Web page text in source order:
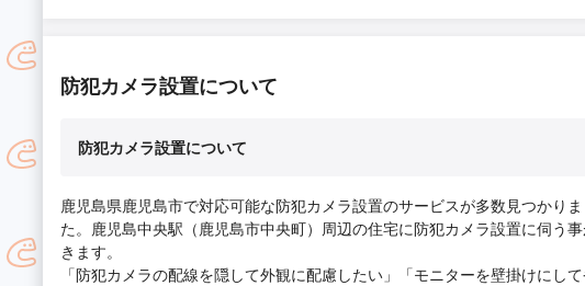
防犯カメラ設置について
防犯カメラ設置について
鹿児島県鹿児島市で対応可能な防犯カメラ設置のサービスが多数見つかり
た。鹿児島中央駅（鹿児島市中央町）周辺の住宅に防犯カメラ設置に伺う
きます。
「防犯カメラの配線を隠して外観に配慮したい」「モニターを壁掛けにし